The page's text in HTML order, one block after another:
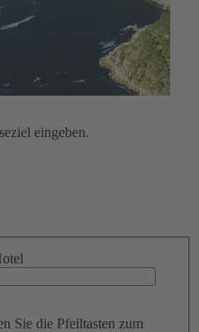
eingeben.
Sie die Pfeiltasten zum